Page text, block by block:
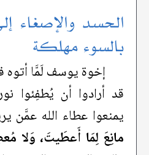
الحسد والإصغاء
بالسوء مهلكة
إخوة يوسف لَمَّا أتوه
قد أرادوا أن يُطفِئوا
يمنعوا عطاء الله عمَّن
مانِعَ لِمَا أَعطَيتَ، وَلا